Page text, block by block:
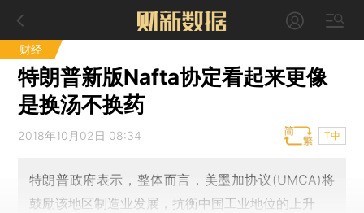
财经
特朗普新版Nafta协定看起来更像
是换汤不换药
2018年10月02日 08:34 T中
特朗普政府表示，整体而言，美墨加协议(UMCA)将
鼓励该地区制造业发展，抗衡中国工业地位的上升